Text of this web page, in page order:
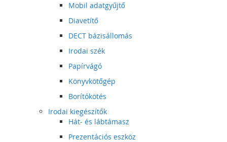
Mobil adatgyűjtő
Diavetítő
DECT bázisállomás
Irodai szék
Papírvágó
Könyvkötőgép
Borítókötés
Irodai kiegészítők
Hát- és lábtámasz
Prezentációs eszköz